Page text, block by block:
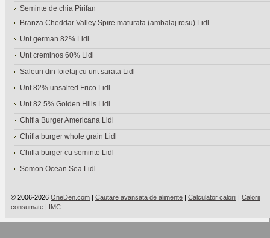
Seminte de chia Pirifan
Branza Cheddar Valley Spire maturata (ambalaj rosu) Lidl
Unt german 82% Lidl
Unt creminos 60% Lidl
Saleuri din foietaj cu unt sarata Lidl
Unt 82% unsalted Frico Lidl
Unt 82.5% Golden Hills Lidl
Chifla Burger Americana Lidl
Chifla burger whole grain Lidl
Chifla burger cu seminte Lidl
Somon Ocean Sea Lidl
© 2006-2026 OneDen.com | Cautare avansata de alimente | Calculator calorii | Calorii
consumate | IMC